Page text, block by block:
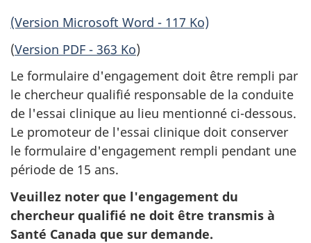
(Version Microsoft Word - 117 Ko)
(Version PDF - 363 Ko)
Le formulaire d'engagement doit être rempli par
le chercheur qualifié responsable de la conduite
de l'essai clinique au lieu mentionné ci-dessous.
Le promoteur de l'essai clinique doit conserver
le formulaire d'engagement rempli pendant une
période de 15 ans.
Veuillez noter que l'engagement du
chercheur qualifié ne doit être transmis à
Santé Canada que sur demande.